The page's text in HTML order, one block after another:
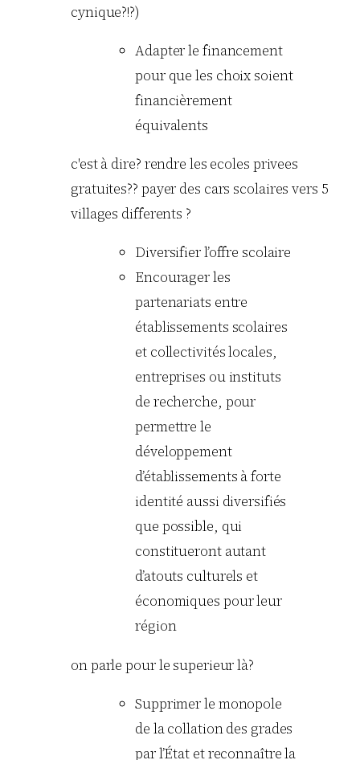
cynique?!?)
Adapter le financement
pour que les choix soient
finan­cièrement
équivalents
c'est à dire? rendre les ecoles privees
gratuites?? payer des cars scolaires vers 5
villages differents ?
Diversifier l’offre scolaire
Encourager les
partenariats entre
établissements scolaires
et collectivités locales,
entreprises ou instituts
de recherche, pour
permettre le
développement
d’établissements à forte
identité aussi diversifiés
que possible, qui
constitueront autant
d’atouts cultu­rels et
économiques pour leur
région
on parle pour le superieur là?
Supprimer le monopole
de la collation des grades
par l’État et reconnaître la